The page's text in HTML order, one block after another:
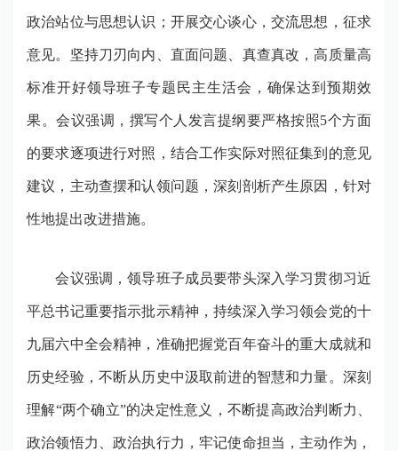
政治站位与思想认识；开展交心谈心，交流思想，征求
意见。坚持刀刃向内、直面问题、真查真改，高质量高
标准开好领导班子专题民主生活会，确保达到预期效
果。会议强调，撰写个人发言提纲要严格按照5个方面
的要求逐项进行对照，结合工作实际对照征集到的意见
建议，主动查摆和认领问题，深刻剖析产生原因，针对
性地提出改进措施。
会议强调，领导班子成员要带头深入学习贯彻习近
平总书记重要指示批示精神，持续深入学习领会党的十
九届六中全会精神，准确把握党百年奋斗的重大成就和
历史经验，不断从历史中汲取前进的智慧和力量。深刻
理解“两个确立”的决定性意义，不断提高政治判断力、
政治领悟力、政治执行力，牢记使命担当，主动作为，